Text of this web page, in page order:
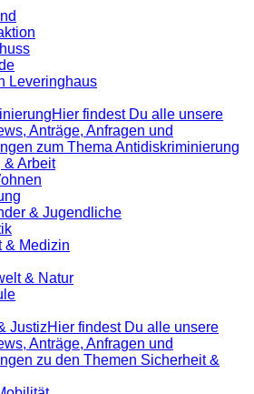
Leveringhaus
Hier findest Du alle unsere
Anträge, Anfragen und
zum Thema Antidiskriminierung
& Arbeit
& Jugendliche
& Medizin
& Natur
JustizHier findest Du alle unsere
Anträge, Anfragen und
zu den Themen Sicherheit &